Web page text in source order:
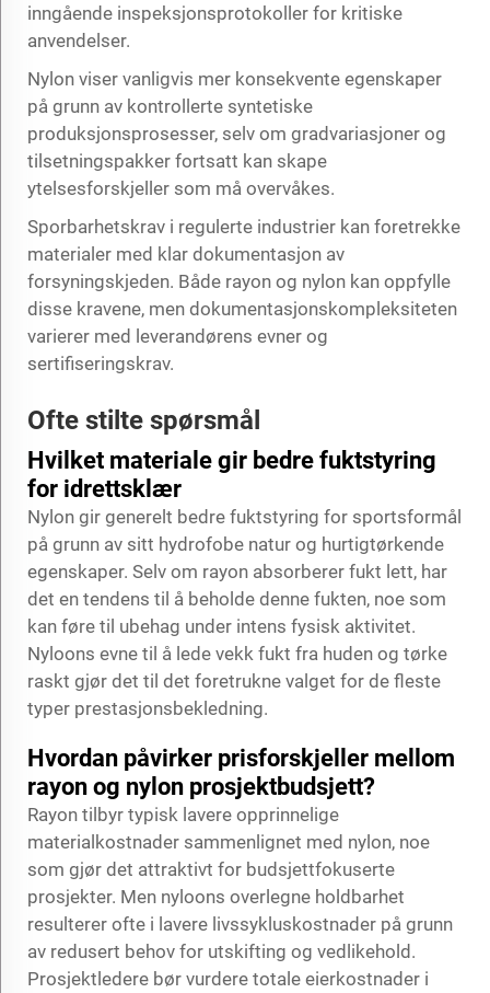
inngående inspeksjonsprotokoller for kritiske
anvendelser.
Nylon viser vanligvis mer konsekvente egenskaper
på grunn av kontrollerte syntetiske
produksjonsprosesser, selv om gradvariasjoner og
tilsetningspakker fortsatt kan skape
ytelsesforskjeller som må overvåkes.
Sporbarhetskrav i regulerte industrier kan foretrekke
materialer med klar dokumentasjon av
forsyningskjeden. Både rayon og nylon kan oppfylle
disse kravene, men dokumentasjonskompleksiteten
varierer med leverandørens evner og
sertifiseringskrav.
Ofte stilte spørsmål
Hvilket materiale gir bedre fuktstyring
for idrettsklær
Nylon gir generelt bedre fuktstyring for sportsformål
på grunn av sitt hydrofobe natur og hurtigtørkende
egenskaper. Selv om rayon absorberer fukt lett, har
det en tendens til å beholde denne fukten, noe som
kan føre til ubehag under intens fysisk aktivitet.
Nyloons evne til å lede vekk fukt fra huden og tørke
raskt gjør det til det foretrukne valget for de fleste
typer prestasjonsbekledning.
Hvordan påvirker prisforskjeller mellom
rayon og nylon prosjektbudsjett?
Rayon tilbyr typisk lavere opprinnelige
materialkostnader sammenlignet med nylon, noe
som gjør det attraktivt for budsjettfokuserte
prosjekter. Men nyloons overlegne holdbarhet
resulterer ofte i lavere livssykluskostnader på grunn
av redusert behov for utskifting og vedlikehold.
Prosjektledere bør vurdere totale eierkostnader i